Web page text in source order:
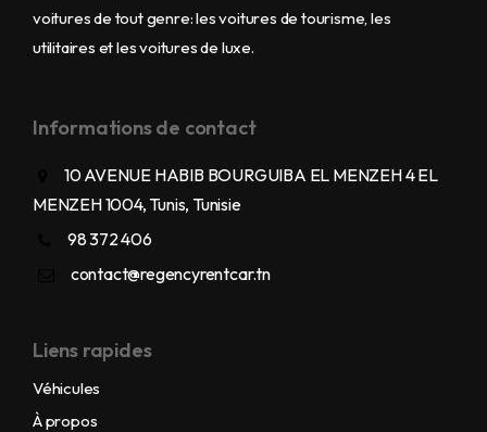
voitures de tout genre: les voitures de tourisme, les
utilitaires et les voitures de luxe.
Informations de contact
10 AVENUE HABIB BOURGUIBA EL MENZEH 4 EL
MENZEH 1004, Tunis, Tunisie
98 372 406
contact@regencyrentcar.tn
Liens rapides
Véhicules
À propos